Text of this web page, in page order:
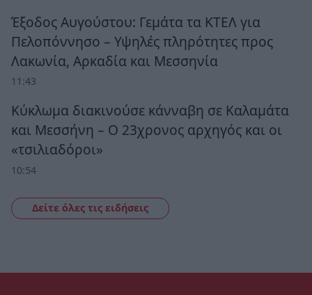
Έξοδος Αυγούστου: Γεμάτα τα ΚΤΕΛ για
Πελοπόννησο – Υψηλές πληρότητες προς
Λακωνία, Αρκαδία και Μεσσηνία
11:43
Κύκλωμα διακινούσε κάνναβη σε Καλαμάτα
και Μεσσήνη – Ο 23χρονος αρχηγός και οι
«τσιλιαδόροι»
10:54
Δείτε όλες τις ειδήσεις